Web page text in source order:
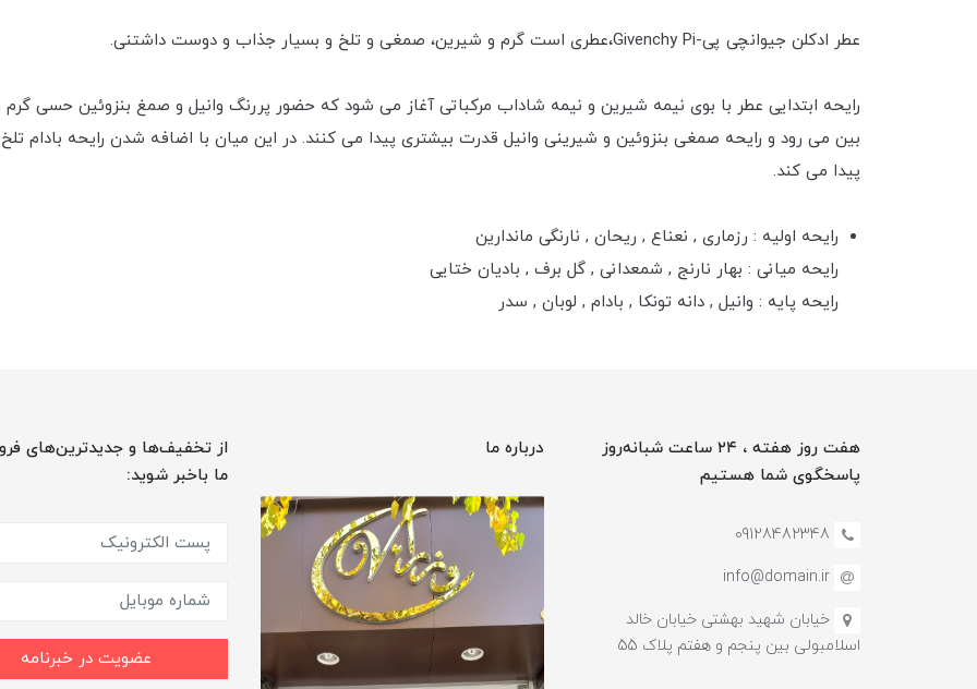
عطر ادکلن جیوانچی پی-Givenchy Pi،عطری است گرم و شیرین، صمغی و تلخ و بسیار جذاب و دوست داشتنی.
رایحه ابتدایی عطر با بوی نیمه شیرین و نیمه شاداب مرکباتی آغاز می شود که حضور پررنگ وانیل و صمغ بنزوئین حسی گرم
بین می رود و رایحه صمغی بنزوئین و شیرینی وانیل قدرت بیشتری پیدا می کنند. در این میان با اضافه شدن رایحه
پیدا می کند.
رایحه اولیه : رزماری , نعناع , ریحان , نارنگی ماندارین
رایحه میانی : بهار نارنج , شمعدانی , گل برف , بادیان ختایی
رایحه پایه : وانیل , دانه تونکا , بادام , لوبان , سدر
هفت روز هفته ، ۲۴ ساعت شبانه‌روز
پاسخگوی شما هستیم
09128482348
info@domain.ir
خیابان شهید بهشتی خیابان خالد
اسلامبولی بین پنجم و هفتم پلاک 55
درباره ما
از تخفیف‌ها و جدیدترین‌های
ما باخبر شوید:
عضویت در خبرنامه